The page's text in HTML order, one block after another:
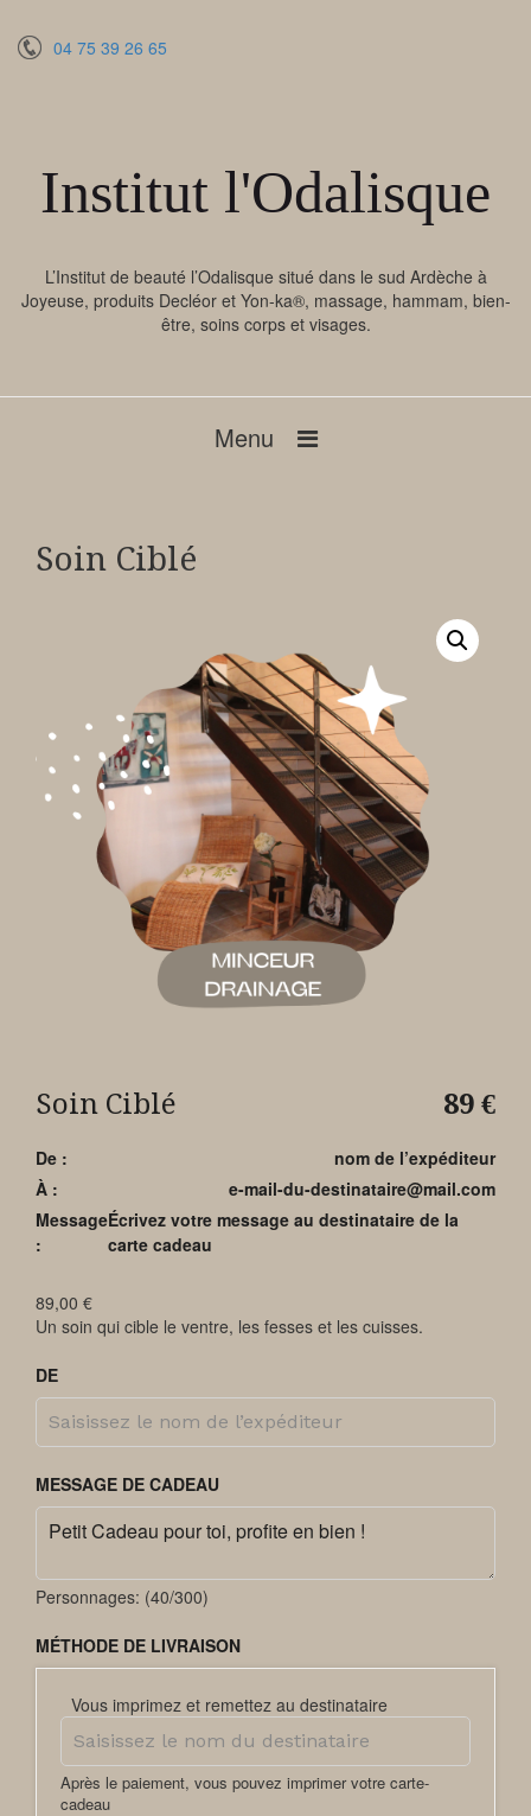
04 75 39 26 65
Institut l'Odalisque
L’Institut de beauté l’Odalisque situé dans le sud Ardèche à
Joyeuse, produits Decléor et Yon-ka®, massage, hammam, bien-
être, soins corps et visages.
Menu
Soin Ciblé
Soin Ciblé 89 €
De :
nom de l’expéditeur
À :
e-mail-du-destinataire@mail.com
Message
:
Écrivez votre message au destinataire de la
carte cadeau
89,00 €
Un soin qui cible le ventre, les fesses et les cuisses.
DE
MESSAGE DE CADEAU
Personnages: (40/300)
MÉTHODE DE LIVRAISON
Vous imprimez et remettez au destinataire
Après le paiement, vous pouvez imprimer votre carte-
cadeau